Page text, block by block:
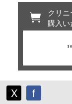
クリ
購入い
X f